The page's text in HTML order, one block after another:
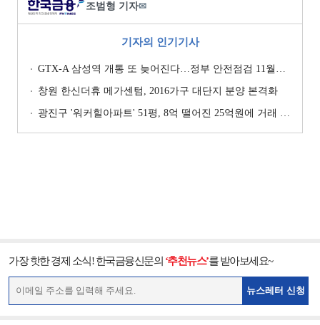
조범형 기자✉
기자의 인기기사
GTX-A 삼성역 개통 또 늦어진다…정부 안전점검 11월까지 확대
창원 한신더휴 메가센텀, 2016가구 대단지 분양 본격화
광진구 '워커힐아파트' 51평, 8억 떨어진 25억원에 거래 [일일 하락가]
가장 핫한 경제 소식! 한국금융신문의 ‘추천뉴스’를 받아보세요~
뉴스레터 신청